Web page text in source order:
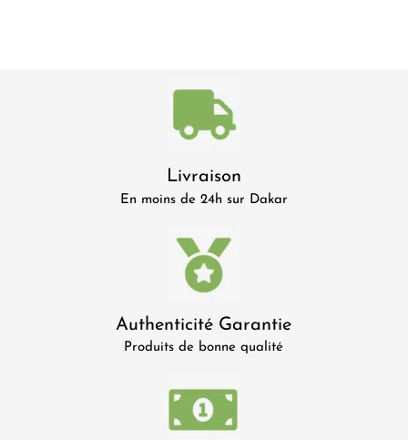
Livraison
En moins de 24h sur Dakar
Authenticité Garantie
Produits de bonne qualité